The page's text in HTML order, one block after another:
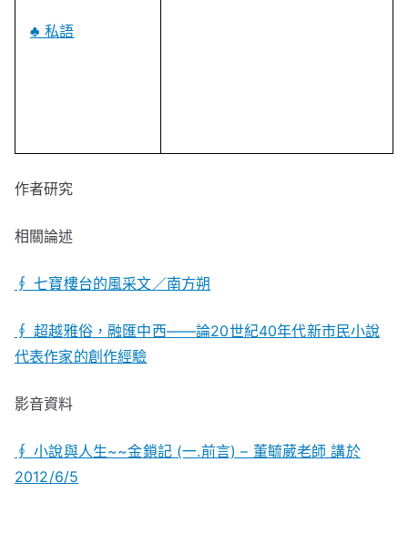
♣ 私語
作者研究
相關論述
∮ 七寶樓台的風采文／南方朔
∮ 超越雅俗，融匯中西——論20世紀40年代新市民小說
代表作家的創作經驗
影音資料
∮ 小說與人生~~金鎖記 (一.前言) – 董毓葳老師 講於
2012/6/5